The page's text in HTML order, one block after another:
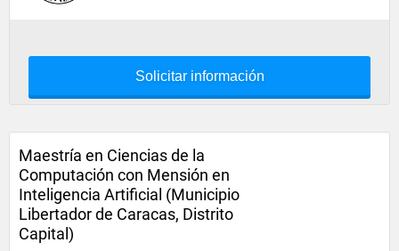
Solicitar información
Maestría en Ciencias de la
Computación con Mensión en
Inteligencia Artificial (Municipio
Libertador de Caracas, Distrito
Capital)